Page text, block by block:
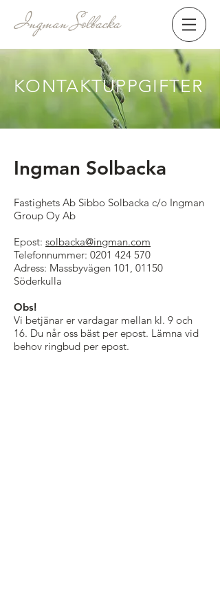
KONTAKTUPPGIFTER
Ingman Solbacka
Fastighets Ab Sibbo Solbacka c/o Ingman
Group Oy Ab
Epost: solbacka@ingman.com
Telefonnummer: 0201 424 570
Adress: Massbyvägen 101, 01150
Söderkulla
Obs!
Vi betjänar er vardagar mellan kl. 9 och
16. ​Du når oss bäst per epost. Lämna vid
behov ringbud per epost.